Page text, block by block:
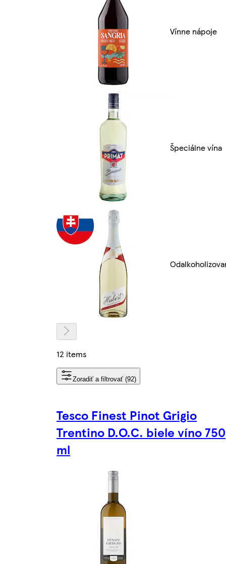
Vínne nápoje
Špeciálne vína
12 items
Zoradiť a filtrovať (92)
Tesco Finest Pinot Grigio
Trentino D.O.C. biele víno 750
ml